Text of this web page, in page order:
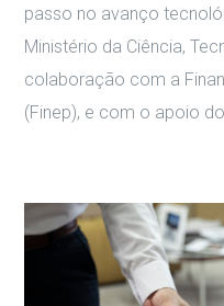
passo no avanço
Ministério da Ciência,
colaboração com a
(Finep), e com o apoio do